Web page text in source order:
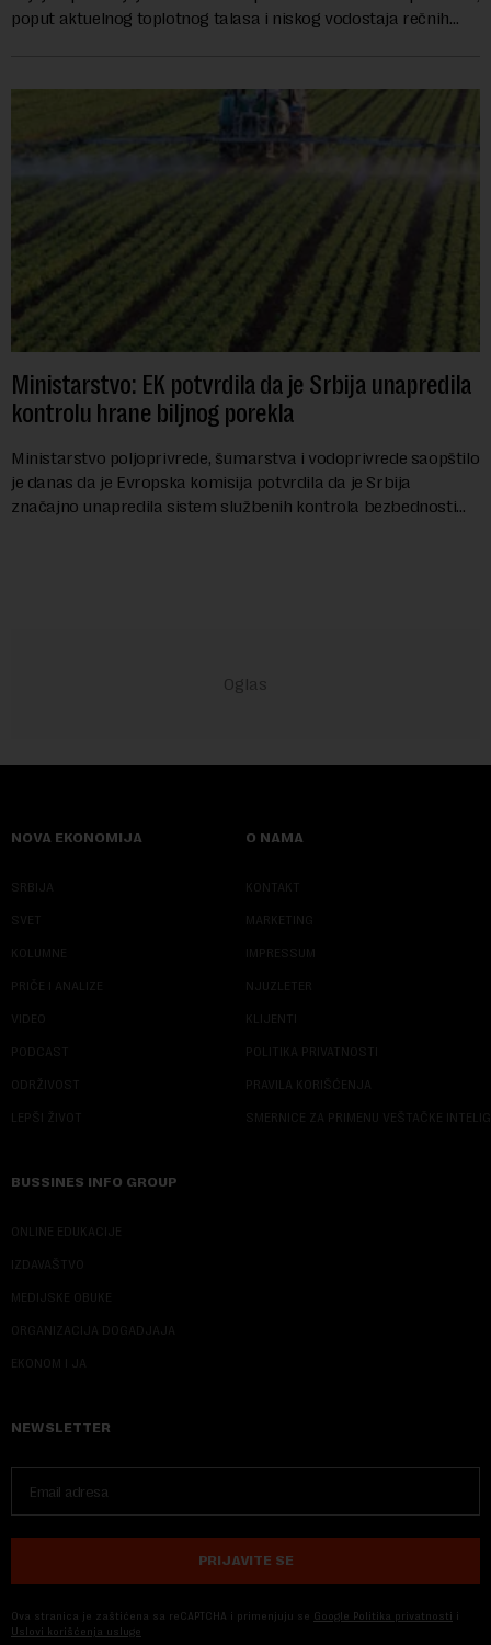
poput aktuelnog toplotnog talasa i niskog vodostaja rečnih
Ministarstvo: EK potvrdila da je Srbija unapredila
kontrolu hrane biljnog porekla
Ministarstvo poljoprivrede, šumarstva i vodoprivrede saopštilo
je danas da je Evropska komisija potvrdila da je Srbija
značajno unapredila sistem službenih kontrola bezbednosti
NOVA EKONOMIJA
SRBIJA
SVET
KOLUMNE
PRIČE I ANALIZE
VIDEO
PODCAST
ODRŽIVOST
LEPŠI ŽIVOT
O NAMA
KONTAKT
MARKETING
IMPRESSUM
NJUZLETER
KLIJENTI
POLITIKA PRIVATNOSTI
PRAVILA KORIŠĆENJA
SMERNICE ZA PRIMENU VEŠTAČKE
BUSSINES INFO GROUP
ONLINE EDUKACIJE
IZDAVAŠTVO
MEDIJSKE OBUKE
ORGANIZACIJA DOGADJAJA
EKONOM I JA
NEWSLETTER
PRIJAVITE SE
Ova stranica je zaštićena sa reCAPTCHA i primenjuju se Google Politika privatnosti i
Uslovi korišćenja usluge